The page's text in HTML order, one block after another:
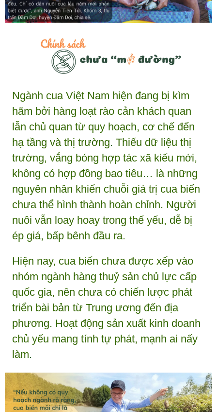
Ngành cua Việt Nam hiện đang bị kìm
hãm bởi hàng loạt rào cản khách quan
lẫn chủ quan từ quy hoạch, cơ chế đến
hạ tầng và thị trường. Thiếu dữ liệu thị
trường, vắng bóng hợp tác xã kiểu mới,
không có hợp đồng bao tiêu… là những
nguyên nhân khiến chuỗi giá trị cua biển
chưa thể hình thành hoàn chỉnh. Người
nuôi vẫn loay hoay trong thế yếu, dễ bị
ép giá, bấp bênh đầu ra.
Hiện nay, cua biển chưa được xếp vào
nhóm ngành hàng thuỷ sản chủ lực cấp
quốc gia, nên chưa có chiến lược phát
triển bài bản từ Trung ương đến địa
phương. Hoạt động sản xuất kinh doanh
chủ yếu mang tính tự phát, mạnh ai nấy
làm.